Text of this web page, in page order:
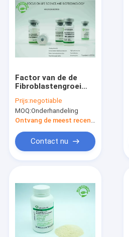
Producten
Ongeveer ons
Fabrieksreis
Factor van de de
Fibroblastengroei
rijstendosperm de
Specifieke
Uitgedrukte bFGF
Verontreinigende
stoffenrisico
Prijs:negotiable
MOQ:Onderhandeling
Ontvang de meest recente Prijs
Contact nu